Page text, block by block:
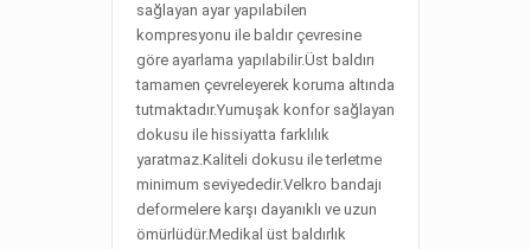
sağlayan ayar yapılabilen
kompresyonu ile baldır çevresine
göre ayarlama yapılabilir.Üst baldırı
tamamen çevreleyerek koruma altında
tutmaktadır.Yumuşak konfor sağlayan
dokusu ile hissiyatta farklılık
yaratmaz.Kaliteli dokusu ile terletme
minimum seviyededir.Velkro bandajı
deformelere karşı dayanıklı ve uzun
ömürlüdür.Medikal üst baldırlık